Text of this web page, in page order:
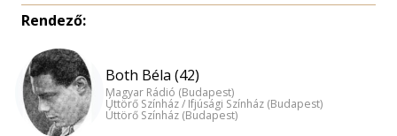
Rendező:
Both Béla (42)
Magyar Rádió (Budapest)
Úttörő Színház / Ifjúsági Színház (Budapest)
Úttörő Színház (Budapest)